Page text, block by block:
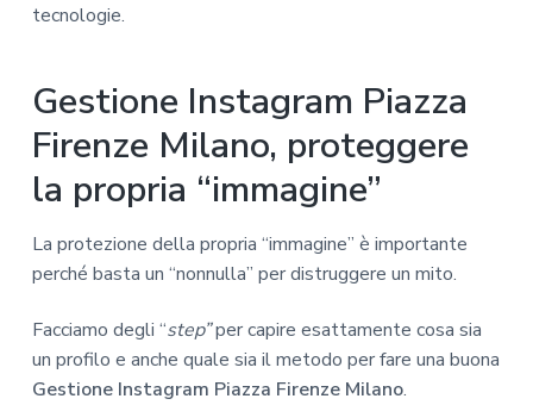
tecnologie.
Gestione Instagram Piazza
Firenze Milano, proteggere
la propria “immagine”
La protezione della propria “immagine” è importante
perché basta un “nonnulla” per distruggere un mito.
Facciamo degli “step”per capire esattamente cosa sia
un profilo e anche quale sia il metodo per fare una buona
Gestione Instagram Piazza Firenze Milano.